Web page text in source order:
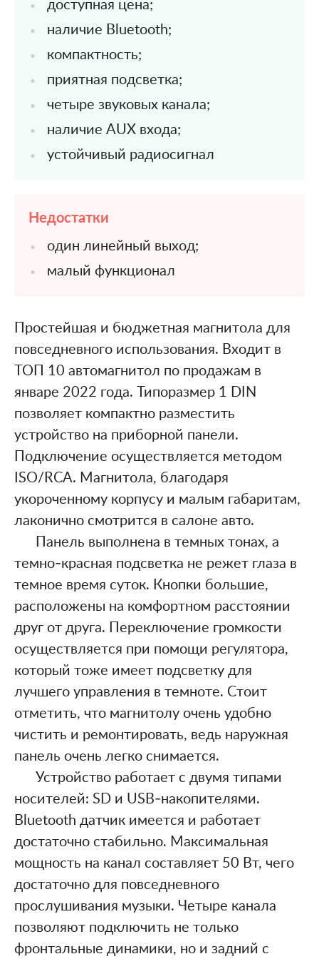
доступная цена;
наличие Bluetooth;
компактность;
приятная подсветка;
четыре звуковых канала;
наличие AUX входа;
устойчивый радиосигнал
Недостатки
один линейный выход;
малый функционал
Простейшая и бюджетная магнитола для
повседневного использования. Входит в
ТОП 10 автомагнитол по продажам в
январе 2022 года. Типоразмер 1 DIN
позволяет компактно разместить
устройство на приборной панели.
Подключение осуществляется методом
ISO/RCA. Магнитола, благодаря
укороченному корпусу и малым габаритам,
лаконично смотрится в салоне авто.
Панель выполнена в темных тонах, а
темно-красная подсветка не режет глаза в
темное время суток. Кнопки большие,
расположены на комфортном расстоянии
друг от друга. Переключение громкости
осуществляется при помощи регулятора,
который тоже имеет подсветку для
лучшего управления в темноте. Стоит
отметить, что магнитолу очень удобно
чистить и ремонтировать, ведь наружная
панель очень легко снимается.
Устройство работает с двумя типами
носителей: SD и USB-накопителями.
Bluetooth датчик имеется и работает
достаточно стабильно. Максимальная
мощность на канал составляет 50 Вт, чего
достаточно для повседневного
прослушивания музыки. Четыре канала
позволяют подключить не только
фронтальные динамики, но и задний с